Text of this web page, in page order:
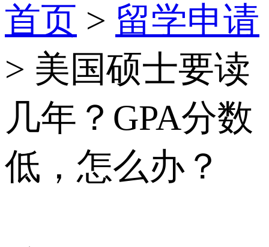
首页 > 留学申请
> 美国硕士要读
几年？GPA分数
低，怎么办？